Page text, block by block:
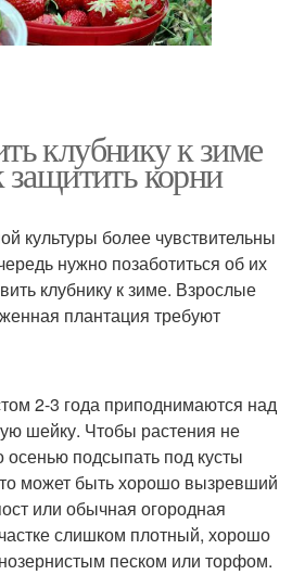
клубнику к зиме
защитить корни
культуры более чувствительны
нужно позаботиться об их
клубнику к зиме. Взрослые
плантация требуют
2-3 года приподнимаются над
шейку. Чтобы растения не
подсыпать под кусты
может быть хорошо вызревший
или обычная огородная
слишком плотный, хорошо
песком или торфом.